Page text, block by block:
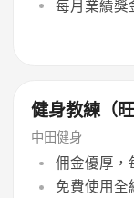
每月業績獎
健身教練（旺
中田健身
佣金優厚，
免費使用全